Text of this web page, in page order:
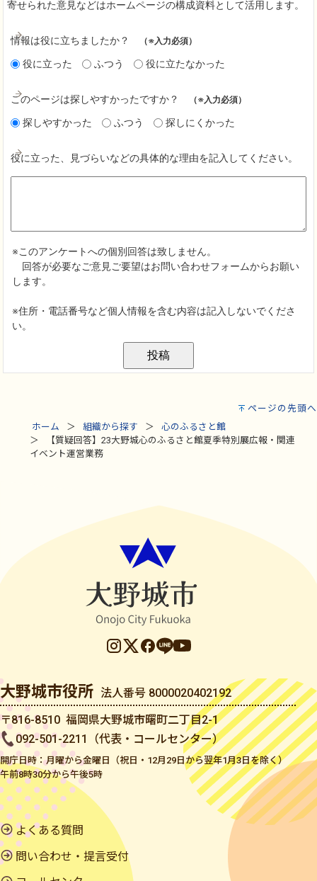
ページの先頭へ
ホーム
組織から探す
心のふるさと館
【質疑回答】23大野城心のふるさと館夏季特別展広報・関連
イベント運営業務
大野城市役所 法人番号 8000020402192
〒816-8510 福岡県大野城市曙町二丁目2-1
092-501-2211（代表・コールセンター）
開庁日時：月曜から金曜日（祝日・12月29日から翌年1月3日を除く）
午前8時30分から午後5時
よくある質問
問い合わせ・提言受付